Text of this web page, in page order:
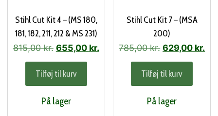
Stihl Cut Kit 4 – (MS 180,
181, 182, 211, 212 & MS 231)
815,00kr. Den
oprindelige
pris
var:
815,00 kr..
655,00 kr.Den
Tilføj til kurv
På lager
Stihl Cut Kit 7 – (MSA
200)
785,00kr. Den
oprindelige
pris
var:
785,00 kr..
629,00 kr.
Tilføj til kurv
På lager